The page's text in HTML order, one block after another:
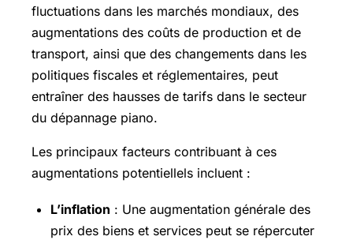
fluctuations dans les marchés mondiaux, des
augmentations des coûts de production et de
transport, ainsi que des changements dans les
politiques fiscales et réglementaires, peut
entraîner des hausses de tarifs dans le secteur
du dépannage piano.
Les principaux facteurs contribuant à ces
augmentations potentiellels incluent :
L’inflation : Une augmentation générale des
prix des biens et services peut se répercuter